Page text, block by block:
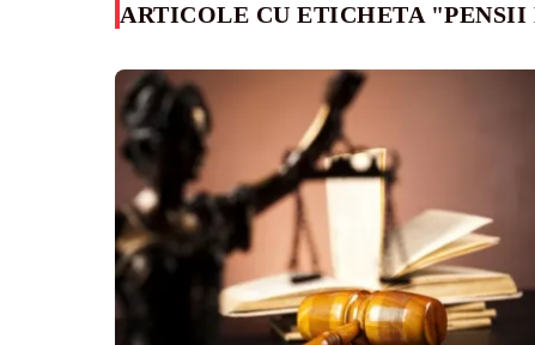
ARTICOLE CU ETICHETA